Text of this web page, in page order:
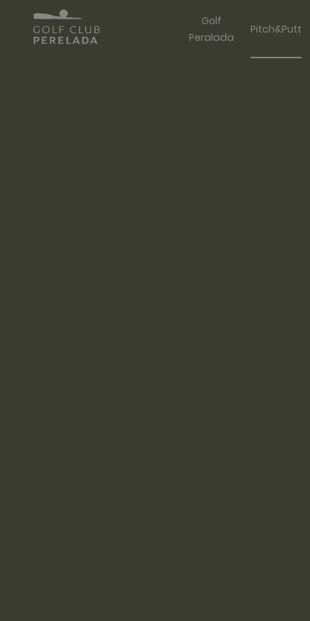
Golf
Peralada
Pitch&Putt